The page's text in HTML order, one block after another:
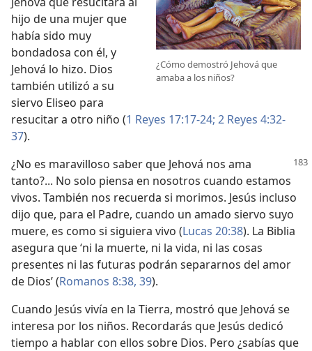
¿Cómo demostró Jehová que
amaba a los niños?
hijo de una mujer que
había sido muy
bondadosa con él, y
Jehová lo hizo. Dios
también utilizó a su
siervo Eliseo para
resucitar a otro niño (1 Reyes 17:17-24; 2 Reyes 4:32-
37).
¿No es maravilloso saber que Jehová nos ama
tanto?... No solo piensa en nosotros cuando estamos
vivos. También nos recuerda si morimos. Jesús incluso
dijo que, para el Padre, cuando un amado siervo suyo
muere, es como si siguiera vivo (Lucas 20:38). La Biblia
asegura que ‘ni la muerte, ni la vida, ni las cosas
presentes ni las futuras podrán separarnos del amor
de Dios’ (Romanos 8:38, 39).
Cuando Jesús vivía en la Tierra, mostró que Jehová se
interesa por los niños. Recordarás que Jesús dedicó
tiempo a hablar con ellos sobre Dios. Pero ¿sabías que